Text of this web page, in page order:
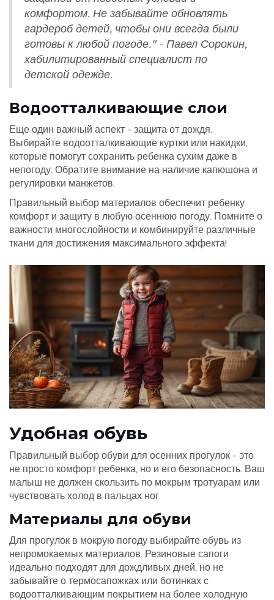
комфортом. Не забывайте обновлять
гардероб детей, чтобы они всегда были
готовы к любой погоде." - Павел Сорокин,
хабилитированный специалист по
детской одежде.
Водоотталкивающие слои
Еще один важный аспект - защита от дождя.
Выбирайте водоотталкивающие куртки или накидки,
которые помогут сохранить ребенка сухим даже в
непогоду. Обратите внимание на наличие капюшона и
регулировки манжетов.
Правильный выбор материалов обеспечит ребенку
комфорт и защиту в любую осеннюю погоду. Помните о
важности многослойности и комбинируйте различные
ткани для достижения максимального эффекта!
Удобная обувь
Правильный выбор обуви для осенних прогулок - это
не просто комфорт ребенка, но и его безопасность. Ваш
малыш не должен скользить по мокрым тротуарам или
чувствовать холод в пальцах ног.
Материалы для обуви
Для прогулок в мокрую погоду выбирайте обувь из
непромокаемых материалов. Резиновые сапоги
идеально подходят для дождливых дней, но не
забывайте о термосапожках или ботинках с
водоотталкивающим покрытием на более холодную